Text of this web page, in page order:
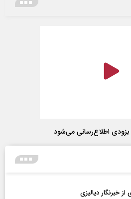
بزودی اطلاع‌رسانی می‌شود
خبرنگار دیالیزی